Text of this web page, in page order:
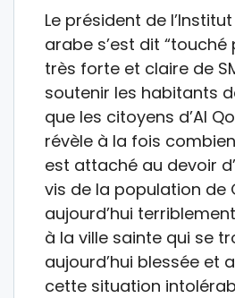
Le président de
arabe s’est dit
très forte et claire de
soutenir les habitants
que les citoyens d’Al
révèle à la fois
est attaché au devoir
vis de la population de
aujourd’hui
à la ville sainte qui se
aujourd’hui blessée et
cette situation